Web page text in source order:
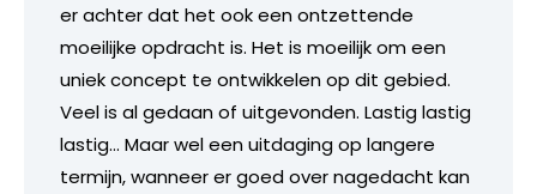
er achter dat het ook een ontzettende
moeilijke opdracht is. Het is moeilijk om een
uniek concept te ontwikkelen op dit gebied.
Veel is al gedaan of uitgevonden. Lastig lastig
lastig… Maar wel een uitdaging op langere
termijn, wanneer er goed over nagedacht kan